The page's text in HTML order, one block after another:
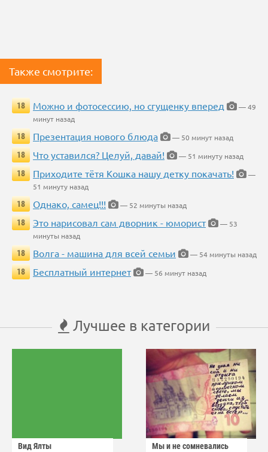
Также смотрите:
18 Можно и фотосессию, но сгущенку вперед
— 49
минут назад
18
Презентация нового блюда
— 50 минут назад
18
Что уставился? Целуй, давай!
— 51 минуту назад
18
Приходите тётя Кошка нашу детку покачать!
—
51 минуту назад
18
Однако, самец!!!
— 52 минуты назад
18
Это нарисовал сам дворник - юморист
— 53
минуты назад
18
Волга - машина для всей семьи
— 54 минуты назад
18
Бесплатный интернет — 56 минут назад
Лучшее в категории
Вид Ялты Мы и не сомневались